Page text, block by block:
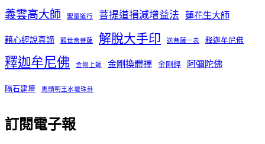
義雲高大師
聖量道行 菩提道損減增益法 蓮花生大師
藉心經說真諦 觀世音菩薩 解脫大手印 送菩薩一表 释迦牟尼佛
釋迦牟尼佛 金剛上師 金剛換體禪 金剛經 阿彌陀佛
隔石建壇 馬頭明王水壇珠卦
訂閱電子報